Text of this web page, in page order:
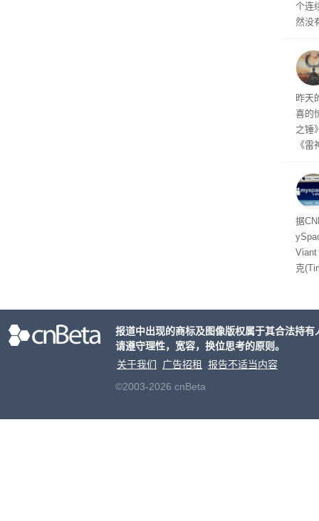
个连
然没
有
着——
线
昨天
喜的
之锤
《
ox
出震
据
Viant
克
算法
报道中出现的商标及图像版权属于其合法持
请遵守理性，宽容，换位思考的原则。
关于我们
广告招租
报告不适当内容
©2003-2026 cnBeta